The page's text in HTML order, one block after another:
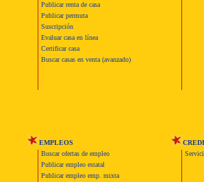
Publicar renta de casa
Publicar permuta
Suscripción
Evaluar casa en línea
Certificar casa
Buscar casas en venta (avanzado)
EMPLEOS
Buscar ofertas de empleo
Publicar empleo estatal
Publicar empleo emp. mixta